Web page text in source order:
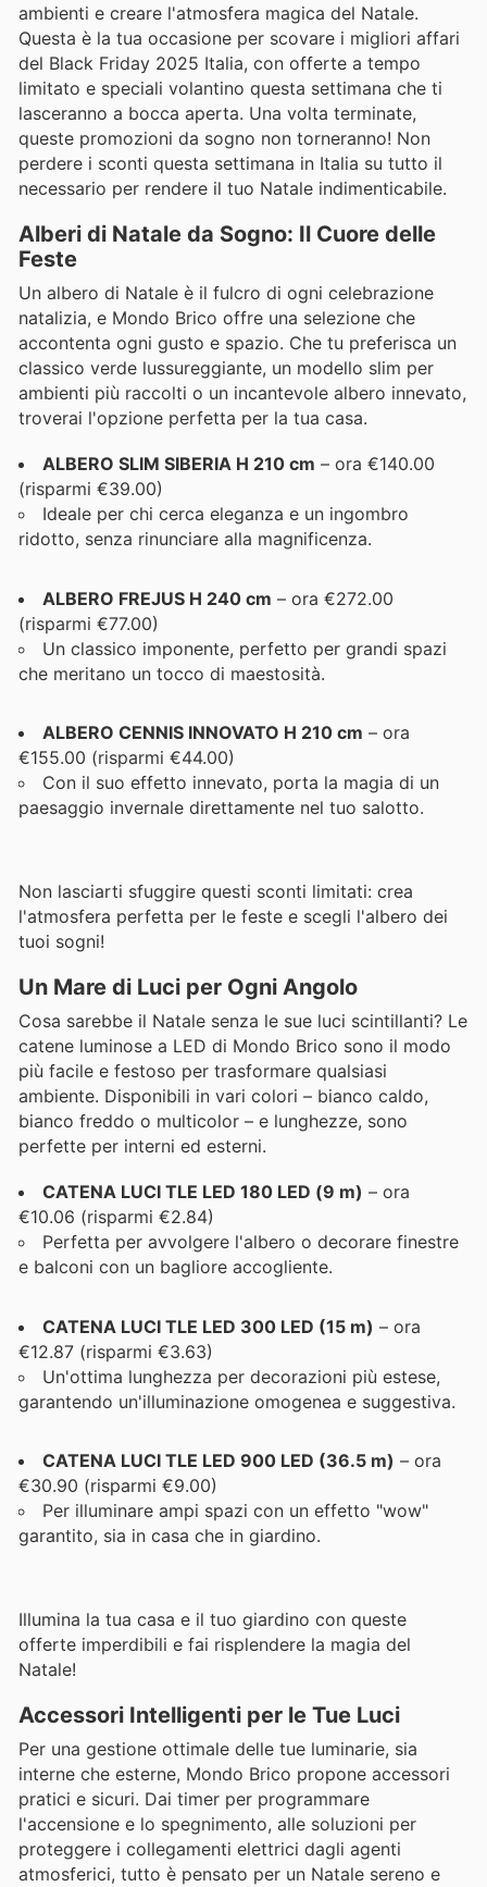
ambienti e creare l'atmosfera magica del Natale.
Questa è la tua occasione per scovare i migliori affari
del Black Friday 2025 Italia, con offerte a tempo
limitato e speciali volantino questa settimana che ti
lasceranno a bocca aperta. Una volta terminate,
queste promozioni da sogno non torneranno! Non
perdere i sconti questa settimana in Italia su tutto il
necessario per rendere il tuo Natale indimenticabile.
Alberi di Natale da Sogno: Il Cuore delle
Feste
Un albero di Natale è il fulcro di ogni celebrazione
natalizia, e Mondo Brico offre una selezione che
accontenta ogni gusto e spazio. Che tu preferisca un
classico verde lussureggiante, un modello slim per
ambienti più raccolti o un incantevole albero innevato,
troverai l'opzione perfetta per la tua casa.
ALBERO SLIM SIBERIA H 210 cm – ora €140.00
(risparmi €39.00)
Ideale per chi cerca eleganza e un ingombro
ridotto, senza rinunciare alla magnificenza.
ALBERO FREJUS H 240 cm – ora €272.00
(risparmi €77.00)
Un classico imponente, perfetto per grandi spazi
che meritano un tocco di maestosità.
ALBERO CENNIS INNOVATO H 210 cm – ora
€155.00 (risparmi €44.00)
Con il suo effetto innevato, porta la magia di un
paesaggio invernale direttamente nel tuo salotto.
Non lasciarti sfuggire questi sconti limitati: crea
l'atmosfera perfetta per le feste e scegli l'albero dei
tuoi sogni!
Un Mare di Luci per Ogni Angolo
Cosa sarebbe il Natale senza le sue luci scintillanti? Le
catene luminose a LED di Mondo Brico sono il modo
più facile e festoso per trasformare qualsiasi
ambiente. Disponibili in vari colori – bianco caldo,
bianco freddo o multicolor – e lunghezze, sono
perfette per interni ed esterni.
CATENA LUCI TLE LED 180 LED (9 m) – ora
€10.06 (risparmi €2.84)
Perfetta per avvolgere l'albero o decorare finestre
e balconi con un bagliore accogliente.
CATENA LUCI TLE LED 300 LED (15 m) – ora
€12.87 (risparmi €3.63)
Un'ottima lunghezza per decorazioni più estese,
garantendo un'illuminazione omogenea e suggestiva.
CATENA LUCI TLE LED 900 LED (36.5 m) – ora
€30.90 (risparmi €9.00)
Per illuminare ampi spazi con un effetto "wow"
garantito, sia in casa che in giardino.
Illumina la tua casa e il tuo giardino con queste
offerte imperdibili e fai risplendere la magia del
Natale!
Accessori Intelligenti per le Tue Luci
Per una gestione ottimale delle tue luminarie, sia
interne che esterne, Mondo Brico propone accessori
pratici e sicuri. Dai timer per programmare
l'accensione e lo spegnimento, alle soluzioni per
proteggere i collegamenti elettrici dagli agenti
atmosferici, tutto è pensato per un Natale sereno e